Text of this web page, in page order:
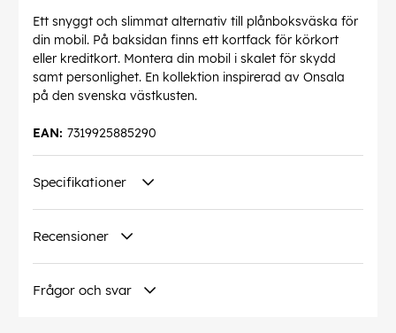
Ett snyggt och slimmat alternativ till plånboksväska för
din mobil. På baksidan finns ett kortfack för körkort
eller kreditkort. Montera din mobil i skalet för skydd
samt personlighet. En kollektion inspirerad av Onsala
på den svenska västkusten.
7319925885290
EAN:
Specifikationer
Recensioner
Frågor och svar